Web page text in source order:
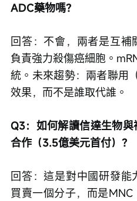
ADC藥物嗎？
回答：不會，兩者是互補
負責強力殺傷癌細胞。
統。未來趨勢：兩者聯用
效果，而不是誰取代誰。
Q3：如何解讀信達生物
合作（3.5億美元首付）？
回答：這是對中國研發能
買賣一個分子，而是